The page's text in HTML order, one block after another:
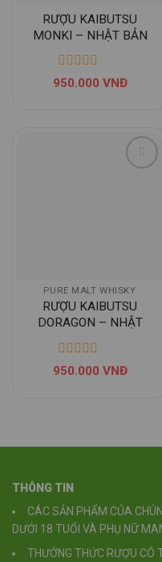
RƯỢU KAIBUTSU
MONKI – NHẬT BẢN
950.000 VNĐ
PURE MALT WHISKY
RƯỢU KAIBUTSU
DORAGON – NHẬT
950.000 VNĐ
THÔNG TIN
CÁC SẢN PHẨM CỦA
DƯỚI 18 TUỔI VÀ PHỤ NỮ
THƯỞNG THỨC RƯỢU CÓ